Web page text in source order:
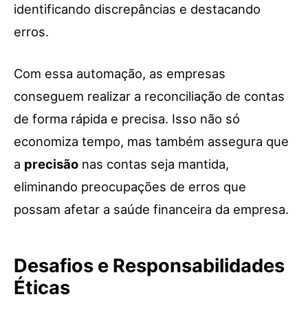
identificando discrepâncias e destacando
erros.
Com essa automação, as empresas
conseguem realizar a reconciliação de contas
de forma rápida e precisa. Isso não só
economiza tempo, mas também assegura que
a precisão nas contas seja mantida,
eliminando preocupações de erros que
possam afetar a saúde financeira da empresa.
Desafios e Responsabilidades
Éticas